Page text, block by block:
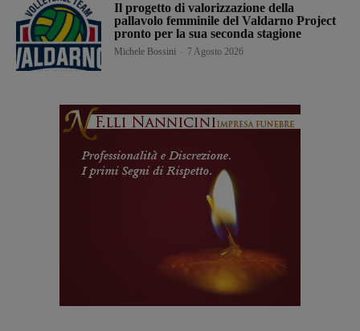
Il progetto di valorizzazione della
pallavolo femminile del Valdarno Project
pronto per la sua seconda stagione
Michele Bossini 7 Agosto 2026